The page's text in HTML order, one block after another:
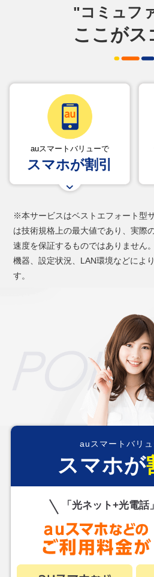
"コミュフ
ここがス
auスマートバリューで
スマホが割引
※本サービスはベストエフォート型
は技術規格上の最大値であり、実際
速度を保証するものではありません
機器、設定状況、LAN環境などによ
す。
auスマートバリ
スマホが
「光ネット+光電話